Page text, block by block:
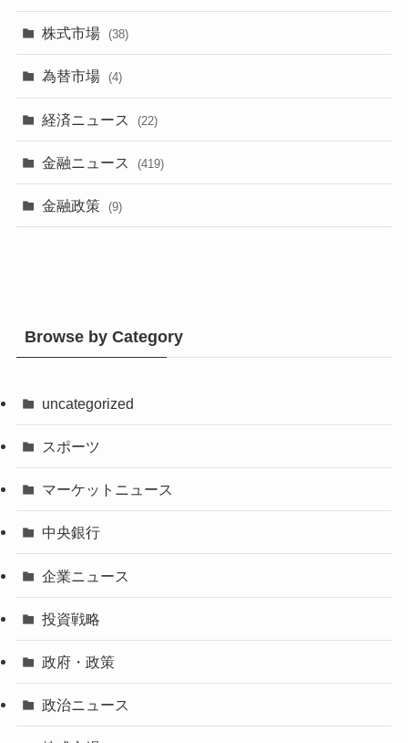
株式市場 (38)
為替市場 (4)
経済ニュース (22)
金融ニュース (419)
金融政策 (9)
Browse by Category
uncategorized
スポーツ
マーケットニュース
中央銀行
企業ニュース
投資戦略
政府・政策
政治ニュース